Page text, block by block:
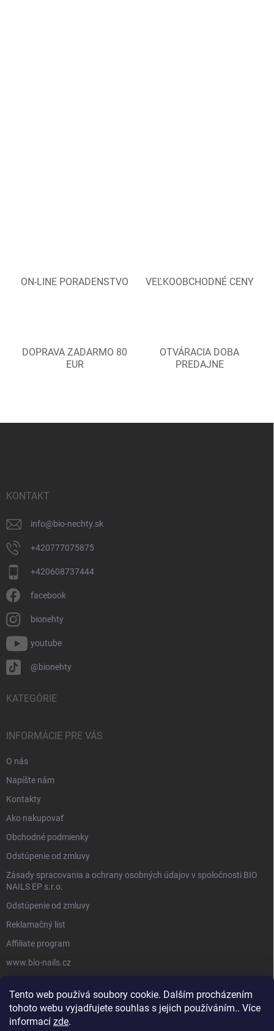
Tento web používá soubory cookie. Dalším procházením
tohoto webu vyjadřujete souhlas s jejich používáním.. Více
informací zde.
ON-LINE PORADENSTVO VEĽKOOBCHODNÉ CENY
DOPRAVA ZADARMO 80
EUR
OTVÁRACIA DOBA
PREDAJNE
KONTAKT
info@bio-nechty.sk
+420777075875
+420608737444
facebook
bionehty
youtube
@bionehty
KATEGÓRIE
INFORMÁCIE PRE VÁS
O nás
Napíšte nám
Kontakty
Ako nakupovať
Obchodné podmienky
Odstúpenie od zmluvy
Zásady spracovania a ochrany osobných údajov v spoločnosti BIO
NAILS EP s.r.o.
Odstúpenie od zmluvy
Reklamačný list
Affiliate program
www.bio-nails.cz
FACEBOOK